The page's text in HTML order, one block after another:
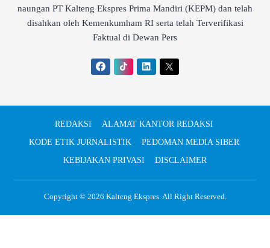
naungan PT Kalteng Ekspres Prima Mandiri (KEPM) dan telah
disahkan oleh Kemenkumham RI serta telah Terverifikasi
Faktual di Dewan Pers
REDAKSI
ALAMAT KANTOR REDAKSI
KODE ETIK JURNALISTIK
PEDOMAN MEDIA SIBER
KEBIJAKAN PRIVASI
DISCLAIMER
Copyright © 2026 Kalteng Ekspres. All Right Reserved.